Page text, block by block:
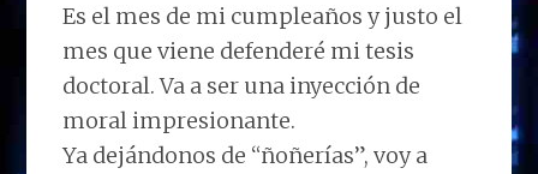
Es el mes de mi cumpleaños y justo el
mes que viene defenderé mi tesis
doctoral. Va a ser una inyección de
moral impresionante.
Ya dejándonos de “ñoñerías”, voy a